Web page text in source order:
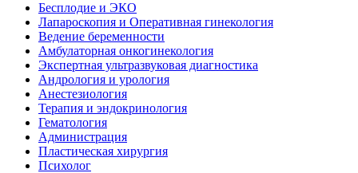
Бесплодие и ЭКО
Лапароскопия и Оперативная гинекология
Ведение беременности
Амбулаторная онкогинекология
Экспертная ультразвуковая диагностика
Андрология и урология
Анестезиология
Терапия и эндокринология
Гематология
Администрация
Пластическая хирургия
Психолог